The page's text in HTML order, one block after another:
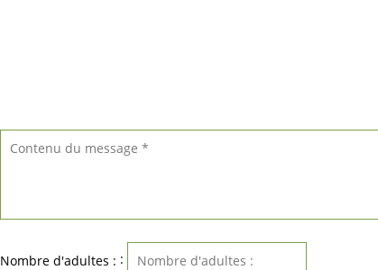
Nombre d'adultes : :